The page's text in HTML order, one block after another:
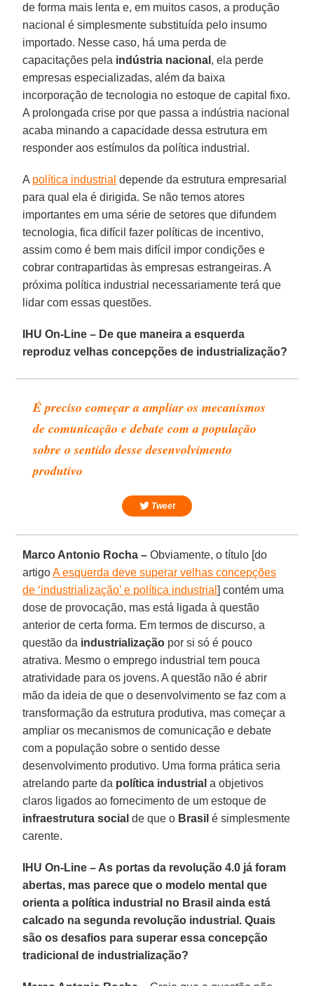
de forma mais lenta e, em muitos casos, a produção
nacional é simplesmente substituída pelo insumo
importado. Nesse caso, há uma perda de
capacitações pela indústria nacional , ela perde
empresas especializadas, além da baixa
incorporação de tecnologia no estoque de capital fixo.
A prolongada crise por que passa a indústria nacional
acaba minando a capacidade dessa estrutura em
responder aos estímulos da política industrial.
A política industrial depende da estrutura empresarial
para qual ela é dirigida. Se não temos atores
importantes em uma série de setores que difundem
tecnologia, fica difícil fazer políticas de incentivo,
assim como é bem mais difícil impor condições e
cobrar contrapartidas às empresas estrangeiras. A
próxima política industrial necessariamente terá que
lidar com essas questões.
IHU On-Line – De que maneira a esquerda
reproduz velhas concepções de industrialização?
É preciso começar a ampliar os mecanismos
de comunicação e debate com a população
sobre o sentido desse desenvolvimento
produtivo
Tweet
Marco Antonio Rocha – Obviamente, o título [do
artigoA esquerda deve superar velhas concepções
de ‘industrialização’ e política industrial] contém uma
dose de provocação, mas está ligada à questão
anterior de certa forma. Em termos de discurso, a
questão da industrialização por si só é pouco
atrativa. Mesmo o emprego industrial tem pouca
atratividade para os jovens. A questão não é abrir
mão da ideia de que o desenvolvimento se faz com a
transformação da estrutura produtiva, mas começar a
ampliar os mecanismos de comunicação e debate
com a população sobre o sentido desse
desenvolvimento produtivo. Uma forma prática seria
atrelando parte da política industrial a objetivos
claros ligados ao fornecimento de um estoque de
infraestrutura social de que o Brasil é simplesmente
carente.
IHU On-Line – As portas da revolução 4.0 já foram
abertas, mas parece que o modelo mental que
orienta a política industrial no Brasil ainda está
calcado na segunda revolução industrial. Quais
são os desafios para superar essa concepção
tradicional de industrialização?